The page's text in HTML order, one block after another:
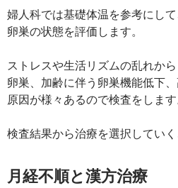
婦人科では基礎体温を参考にし
卵巣の状態を評価します。
ストレスや生活リズムの乱れか
卵巣、加齢に伴う卵巣機能低下
原因が様々あるので検査をします
検査結果から治療を選択していく
月経不順と漢方治療